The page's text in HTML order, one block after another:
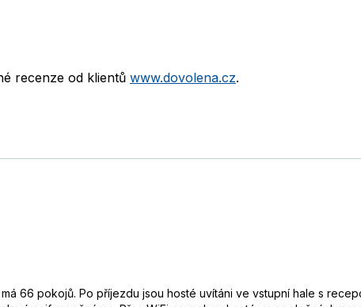
recenze od klientů www.dovolena.cz.
66 pokojů. Po příjezdu jsou hosté uvítáni ve vstupní hale s